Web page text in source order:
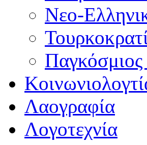
Νεο-
Λαογραφία
Λογοτεχνία